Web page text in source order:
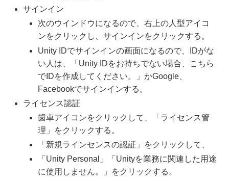
サインイン
次のウインドウになるので、右上の人型アイコ
ンをクリックし、サインインをクリックする。
Unity IDでサインインの画面になるので、IDがな
い人は、「Unity IDをお持ちでない場合、こちら
でIDを作成してください。」かGoogle、
Facebookでサインインする。
ライセンス認証
歯車アイコンをクリックして、「ライセンス管
理」をクリックする。
「新規ラインセンスの認証」をクリックして、
「Unity Personal」「Unityを業務に関連した用途
に使用しません。」をクリックする。